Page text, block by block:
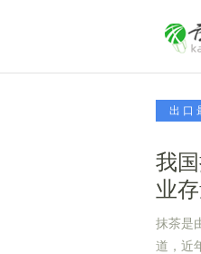
出口
我
业
抹茶是
道，近